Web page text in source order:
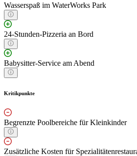
Wasserspaß im WaterWorks Park
24-Stunden-Pizzeria an Bord
Babysitter-Service am Abend
Kritikpunkte
Begrenzte Poolbereiche für Kleinkinder
Zusätzliche Kosten für